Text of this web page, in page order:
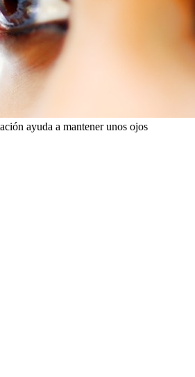
ayuda a mantener unos ojos